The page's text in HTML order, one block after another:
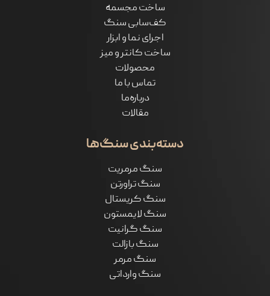
ساخت مجسمه
کف‌سابی سنگ
اجرای نما و ابزار
ساخت کانتر و میز
محصولات
تماس با ما
درباره‌ما
مقالات
دسته‌بندی سنگ‌ها
سنگ مرمریت
سنگ تراورتن
سنگ کریستال
سنگ لایمستون
سنگ گرانیت
سنگ بازالت
سنگ مرمر
سنگ وارداتی